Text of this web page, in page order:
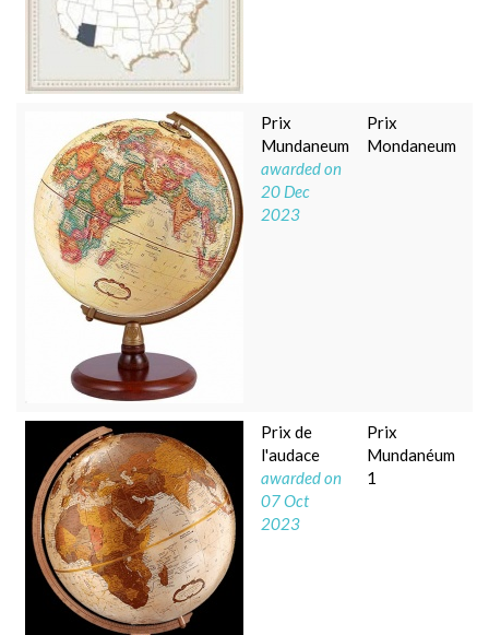
Prix
Mundaneum
awarded on
20 Dec
2023
Prix
Mondaneum
Prix de
l'audace
awarded on
07 Oct
2023
Prix
Mundanéum
1